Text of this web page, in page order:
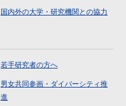
国内外の大学・研究機関との協力
若手研究者の方へ
男女共同参画・ダイバーシティ推
進